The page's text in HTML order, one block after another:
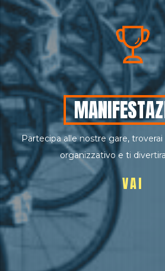
Partecipa alle nostre gare,
organizzativo e ti
VAI